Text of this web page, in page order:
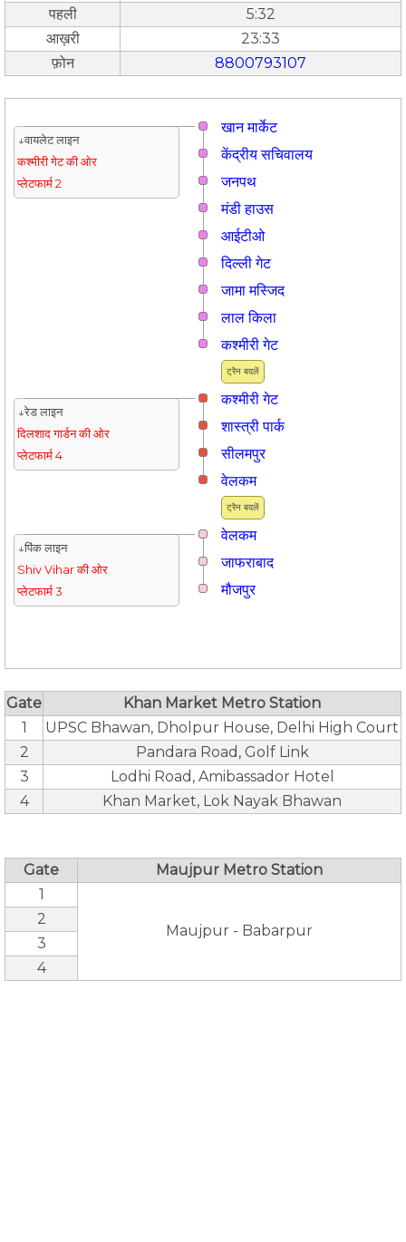
पहली
5:32
आख़री
23:33
फ़ोन
8800793107
खान मार्केट
↓वायलेट लाइन
कश्मीरी गेट की ओर
प्लेटफार्म 2
केंद्रीय सचिवालय
जनपथ
मंडी हाउस
आईटीओ
दिल्ली गेट
जामा मस्जिद
लाल किला
ट्रैन बदलें
कश्मीरी गेट
कश्मीरी गेट
↓रेड लाइन
दिलशाद गार्डन की ओर
प्लेटफार्म 4
शास्त्री पार्क
सीलमपुर
ट्रैन बदलें
वेलकम
वेलकम
↓पिंक लाइन
Shiv Vihar की ओर
प्लेटफार्म 3
जाफराबाद
मौजपुर
Gate
Khan Market Metro Station
1
UPSC Bhawan, Dholpur House, Delhi High Court
2
Pandara Road, Golf Link
3
Lodhi Road, Amibassador Hotel
4
Khan Market, Lok Nayak Bhawan
Gate
Maujpur Metro Station
1
Maujpur - Babarpur
2
3
4